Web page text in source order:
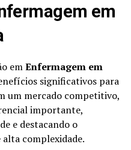
em
emEnfermagem em
significativos para
um mercado competitivo,
importante,
e destacando o
complexidade.